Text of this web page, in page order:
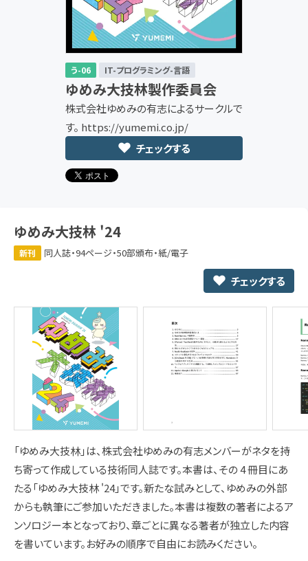
う-06 IT-プログラミング-言語
ゆめみ大技林製作委員会
株式会社ゆめみの有志によるサークルで
す。 https://yumemi.co.jp/
チェックする
ゆめみ大技林 '24
新刊 同人誌・94ページ・50部頒布・紙/電子
チェックする
「ゆめみ大技林」は、株式会社ゆめみの有志メンバーがネタを持
ち寄って作成している技術同人誌です。本書は、その 4 冊目にあ
たる「ゆめみ大技林 '24」です。新たな試みとして、ゆめみの外部
からも執筆にご参加いただきました。本書は複数の著者によるア
ンソロジー本となっており、章ごとに異なる著者が独立した内容
を書いています。お好みの順序で自由にお読みください。